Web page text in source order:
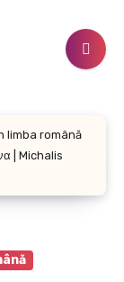
limba română
| Michalis